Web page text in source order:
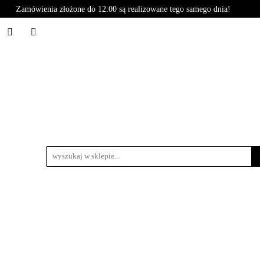
Zamówienia złożone do 12:00 są realizowane tego samego dnia!
Styling